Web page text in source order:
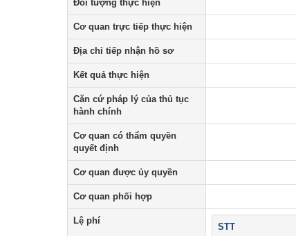
Đối tượng thực hiện
Cơ quan trực tiếp thực hiện
Địa chỉ tiếp nhận hồ sơ
Kết quả thực hiện
Căn cứ pháp lý của thủ tục
hành chính
Cơ quan có thẩm quyền
quyết định
Cơ quan được ủy quyền
Cơ quan phối hợp
Lệ phí
STT